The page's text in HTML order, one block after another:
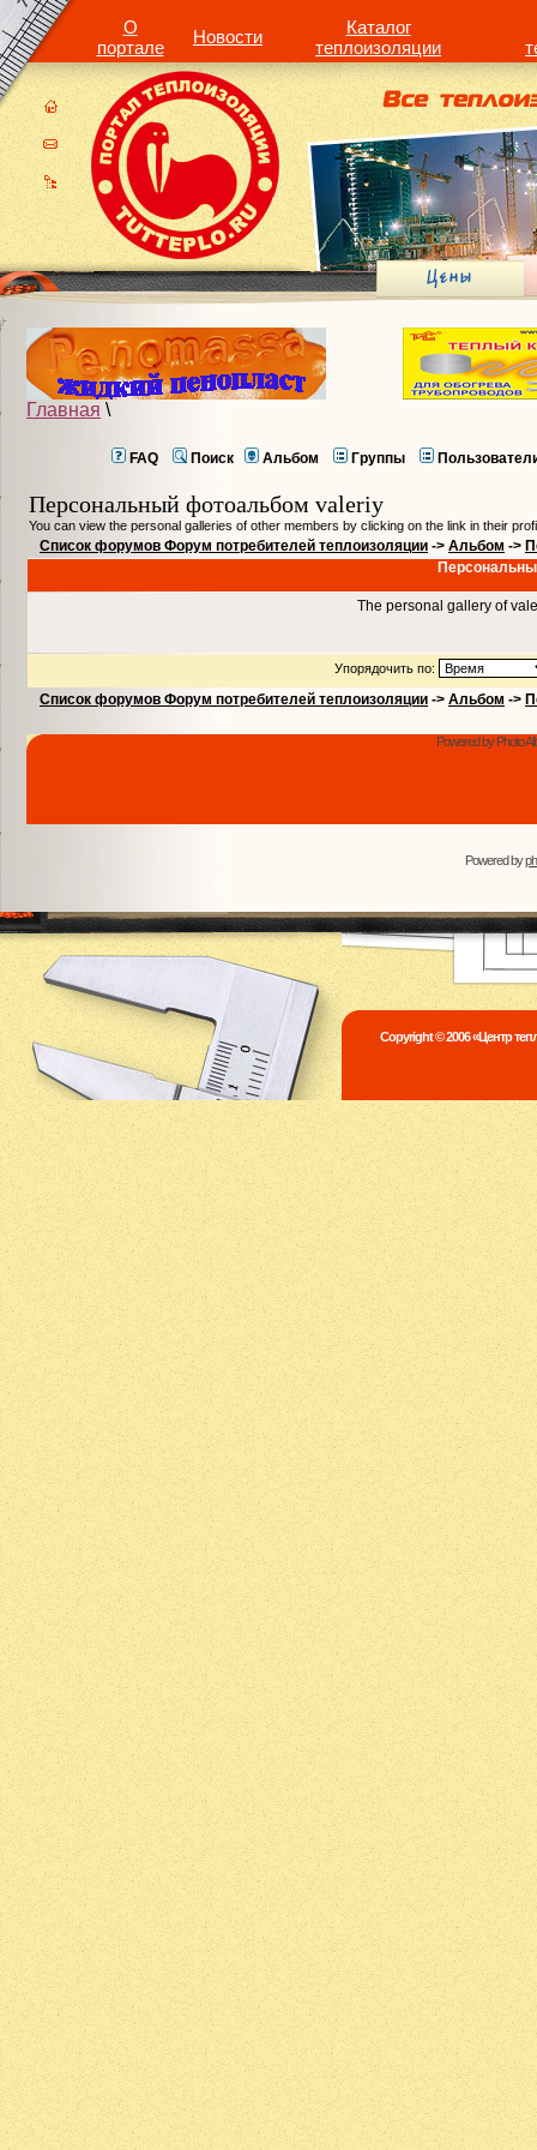
О
портале
Новости
Каталог
теплоизоляции
Главная \
FAQ Поиск Альбом Группы
Персональный фотоальбом valeriy
You can view the personal galleries of other members by clicking on the link in their
Список форумов Форум потребителей теплоизоляции -> Альбом ->
The personal gallery of
Упорядочить по:
Список форумов Форум потребителей теплоизоляции -> Альбом ->
Powered by Photo
Powered by
Copyright © 2006 «Центр